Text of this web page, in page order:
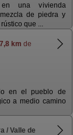
una vivienda
de piedra y
que ...
7,8 km de
en el pueblo de
a medio camino
/ Valle de